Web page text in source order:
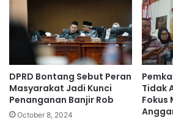
DPRD Bontang Sebut Peran
Masyarakat Jadi Kunci
Penanganan Banjir Rob
October 8, 2024
Tidak
Fokus